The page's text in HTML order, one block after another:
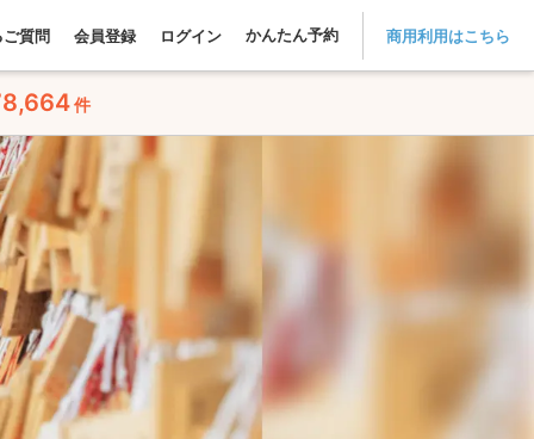
質問 会員登録 ログイン かんたん予約 商用利用はこちら
件